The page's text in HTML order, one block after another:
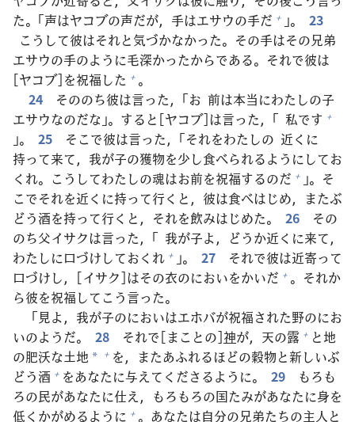
た。「声はヤコブの声だが， 手はエサウの手だ + 」。
23
こうして彼はそれと気づかなかった。その手はその兄弟
エサウの手のように毛深かったからである。それで彼は
[ヤコブ]を祝福した + 。
24
そののち彼は言った，「お 前は本当にわたしの子
エサウなのだな」。すると[ヤコブ]は言った，「 私です +
」。 25 そこで彼は言った，「それをわたしの 近くに
持って来て， 我が子の獲物を少し食べられるようにしてお
くれ。こうしてわたしの魂はお前を祝福するのだ + 」。そ
こでそれを近くに持って行くと， 彼は食べはじめ，またぶ
どう酒を持って行くと，それを飲みはじめた。 26
その
のち父イサクは言った，「 我が子よ，どうか近くに来て，
わたしに口づけしておくれ + 」。 27 それで彼は近寄って
口づけし，[イサク]はその衣のにおいをかいだ + 。それか
ら彼を祝福してこう言った。
「見よ， 我が子のにおいはエホバが祝福された野のにお
いのようだ。
28 それで[まことの]神が， 天の露 + と地
の肥沃な土地 * + を，またあふれるほどの穀物と新しいぶ
どう酒 + をあなたに与えてくださるように。 29
もろも
ろの民があなたに仕え，もろもろの国たみがあなたに身を
低くかがめるように + 。あなたは自分の兄弟たちの主人と